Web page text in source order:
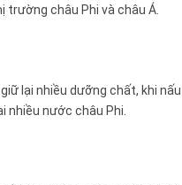
trường châu Phi và châu Á.
lại nhiều dưỡng chất, khi nấu
nhiều nước châu Phi.